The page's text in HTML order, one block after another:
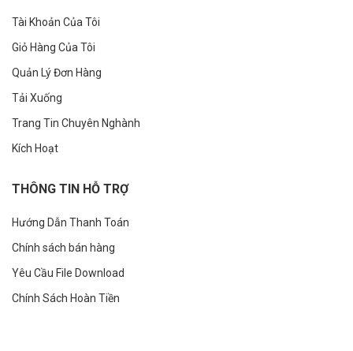
Tài Khoản Của Tôi
Giỏ Hàng Của Tôi
Quản Lý Đơn Hàng
Tải Xuống
Trang Tin Chuyên Nghành
Kích Hoạt
THÔNG TIN HỖ TRỢ
Hướng Dẫn Thanh Toán
Chính sách bán hàng
Yêu Cầu File Download
Chính Sách Hoàn Tiền